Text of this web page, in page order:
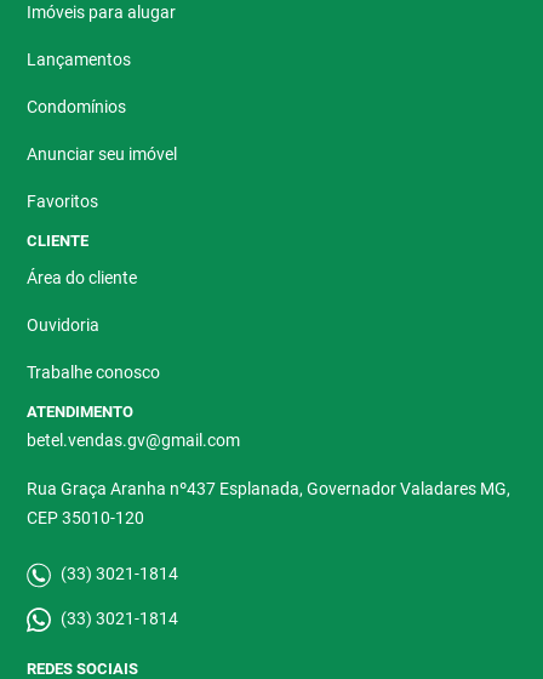
Imóveis para alugar
Lançamentos
Condomínios
Anunciar seu imóvel
Favoritos
CLIENTE
Área do cliente
Ouvidoria
Trabalhe conosco
ATENDIMENTO
betel.vendas.gv@gmail.com
Rua Graça Aranha nº437 Esplanada, Governador Valadares MG,
CEP 35010-120
(33) 3021-1814
(33) 3021-1814
REDES SOCIAIS